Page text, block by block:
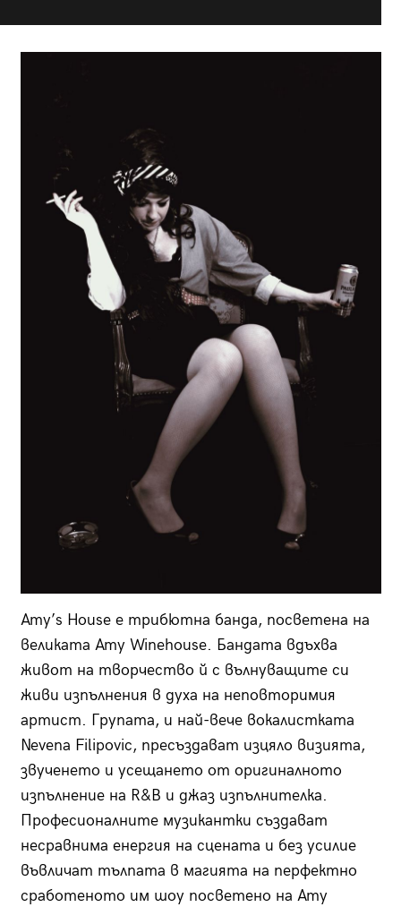
Amy’s House е трибютна банда, посветена на
великата Amy Winehouse. Бандата вдъхва
живот на творчество й с вълнуващите си
живи изпълнения в духа на неповторимия
артист. Групата, и най-вече вокалистката
Nevena Filipovic, пресъздават изцяло визията,
звученето и усещането от оригиналното
изпълнение на R&B и джаз изпълнителка.
Професионалните музикантки създават
несравнима енергия на сцената и без усилие
въвличат тълпата в магията на перфектно
сработеното им шоу посветено на Amy